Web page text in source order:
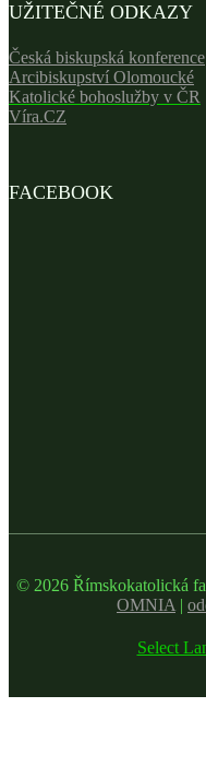
UŽITEČNÉ ODKAZY
Česká biskupská konference
Arcibiskupství Olomoucké
Katolické bohoslužby v ČR
Víra.CZ
FACEBOOK
© 2026 Římskokatolická
OMNIA |
Select